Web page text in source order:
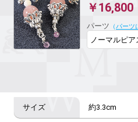
￥16,800
パーツ （パーツ
約3.3cm